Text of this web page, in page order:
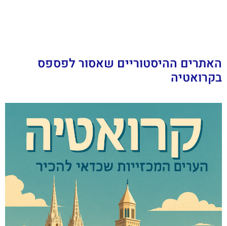
האתרים ההיסטוריים שאסור לפספס
בקרואטיה